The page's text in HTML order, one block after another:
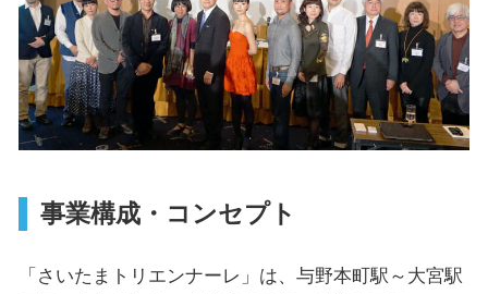
事業構成・コンセプト
「さいたまトリエンナーレ」は、与野本町駅～大宮駅